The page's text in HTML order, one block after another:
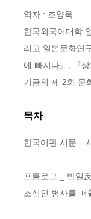
역자 : 조양욱
한국외국어대학
리고 일본문화연
에 빠지다』, 『
기금의 제 2회 문
목차
한국어판 서문 _
프롤로그 _ 반일
조선인 병사를 떠